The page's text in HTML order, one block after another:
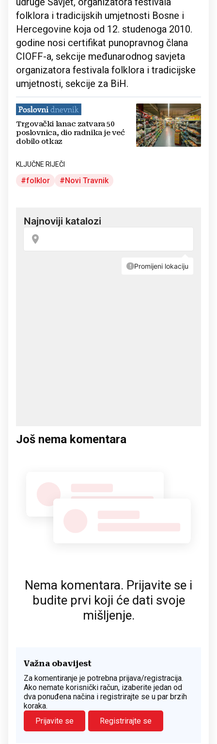
folklora i tradicijskih umjetnosti Bosne i
Hercegovine koja od 12. studenoga 2010.
godine nosi certifikat punopravnog člana
CIOFF-a, sekcije međunarodnog savjeta
organizatora festivala folklora i tradicijske
umjetnosti, sekcije za BiH.
Trgovački lanac zatvara 50
poslovnica, dio radnika je već
dobilo otkaz
KLJUČNE RIJEČI
folklor Novi Travnik
Još nema komentara
Nema komentara. Prijavite se i
budite prvi koji će dati svoje
mišljenje.
Važna obavijest
Za komentiranje je potrebna prijava/registracija.
Ako nemate korisnički račun, izaberite jedan od
dva ponuđena načina i registrirajte se u par brzih
koraka.
Prijavite se
Registrirajte se